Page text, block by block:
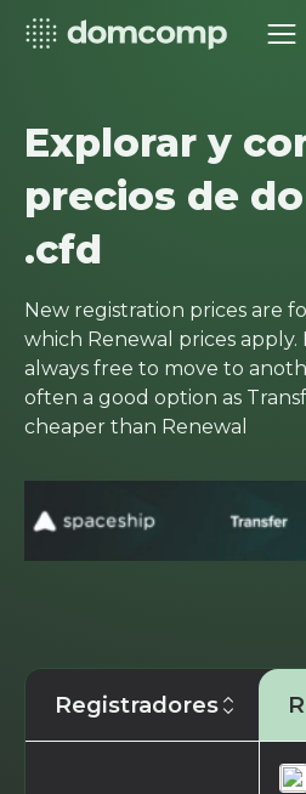
Explorar y
precios de
.cfd
New registration prices are
which Renewal prices apply.
always free to move to
often a good option as
cheaper than Renewal
Registradores